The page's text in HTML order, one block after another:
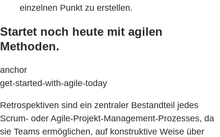
einzelnen Punkt zu erstellen.
Startet noch heute mit agilen
Methoden.
anchor
get-started-with-agile-today
Retrospektiven sind ein zentraler Bestandteil jedes
Scrum- oder Agile-Projekt-Management-Prozesses, da
sie Teams ermöglichen, auf konstruktive Weise über